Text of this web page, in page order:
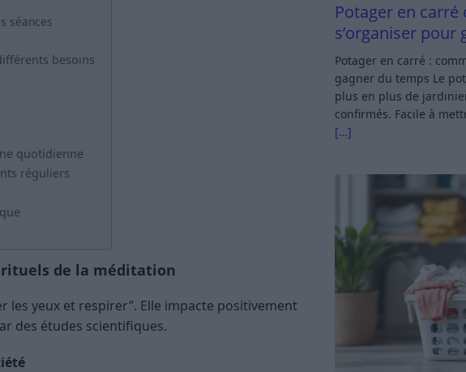
séances
besoins
quotidienne
réguliers
de la méditation
les yeux et respirer”. Elle impacte positivement
des études scientifiques.
Potager en
s’organiser pour
Potager en carré :
gagner du temps Le
plus en plus de
confirmés. Facile à
[…]